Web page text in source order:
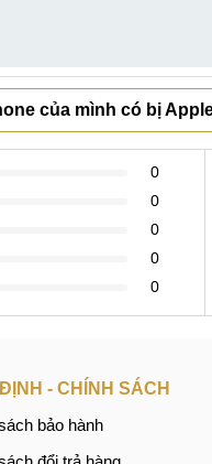
của mình có bị
0
0
0
0
0
- CHÍNH SÁCH
bảo hành